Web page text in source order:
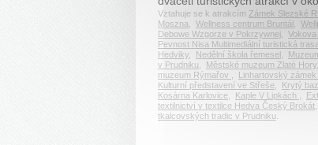
Vztahuje se k atrakcím Zámek Slezské
Moszna
Wellness centrum Bruntál
Debowe Wzgorze v Pokrzywnej
Pevnost Nisa Multimediální turistická
Hedviky
Nedělní škola řemesel
v Prudniku
Městské muzeum Zlaté Hory
muzeum Rýmařov
Linhartovský zámek
Kulturní představení ve Střeše
Krytý
Kosárna Karlovice
Kaple V Lipkách
textilnictví v textilce Hedva Český Brokát
tkalcovských tradic v Prudniku